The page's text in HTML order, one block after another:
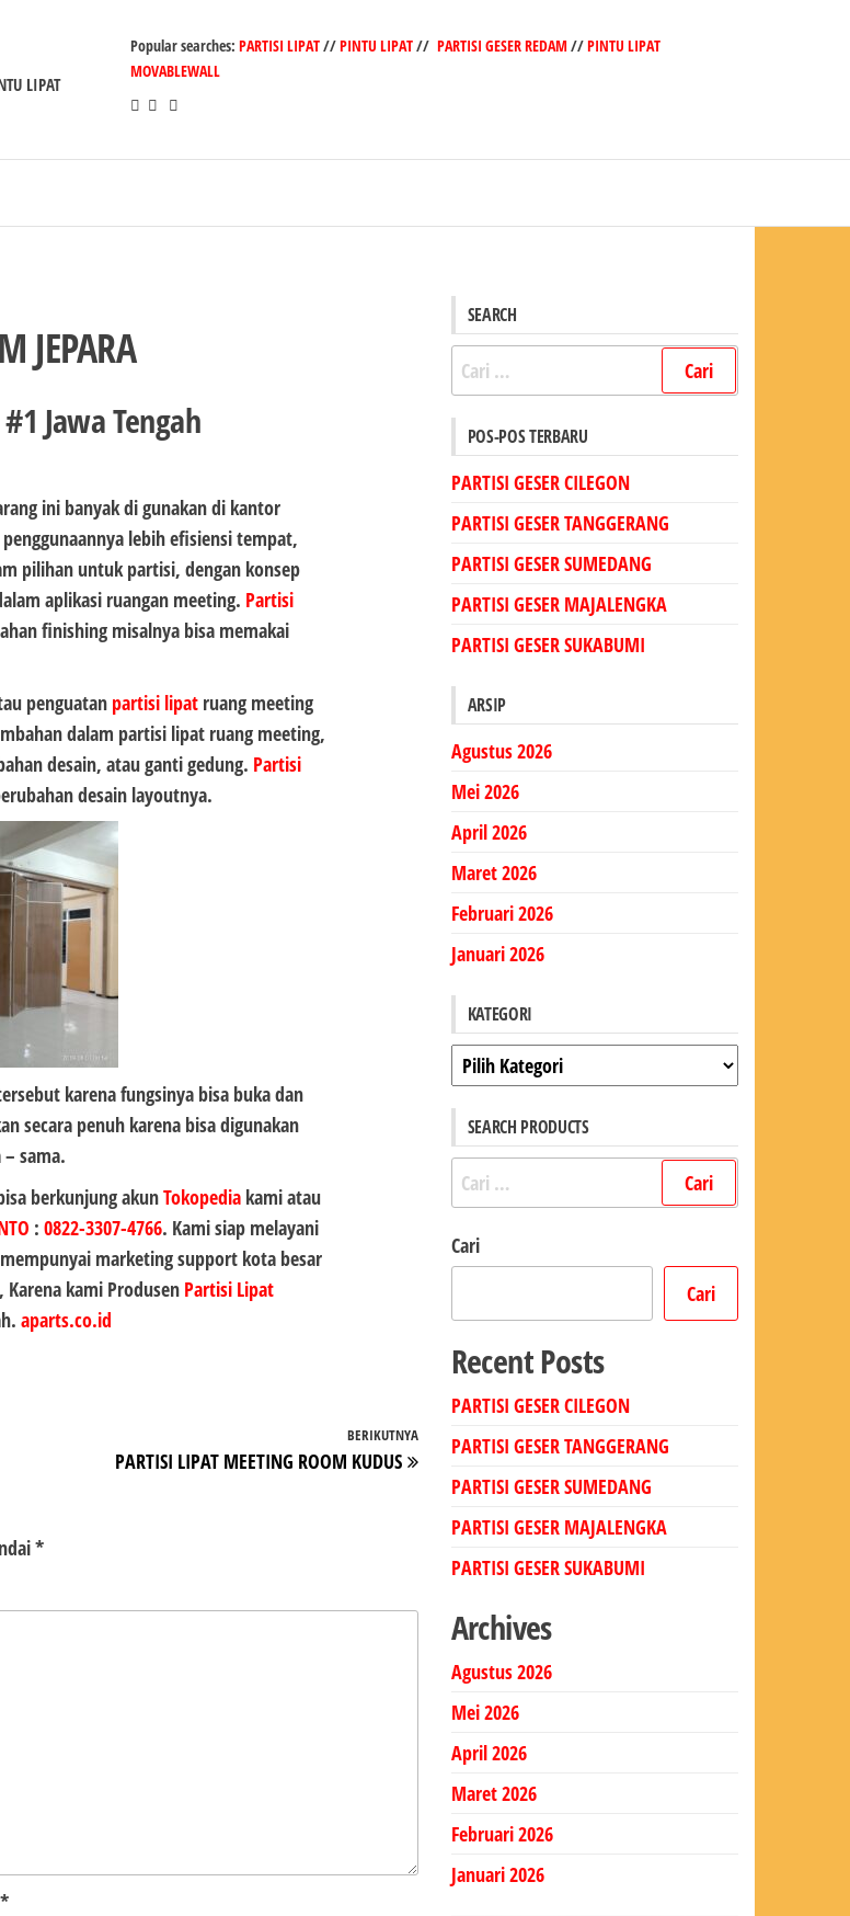
LIPAT
Popular searches: PARTISI LIPAT//PINTU LIPAT// PARTISI GESER REDAM//PINTU LIPAT
MOVABLEWALL
JEPARA
Jawa Tengah
ini banyak di gunakan di kantor
lebih efisiensi tempat,
pilihan untuk partisi, dengan konsep
aplikasi ruangan meeting. Partisi
finishing misalnya bisa memakai
penguatan partisi lipat ruang meeting
dalam partisi lipat ruang meeting,
desain, atau ganti gedung. Partisi
desain layoutnya.
karena fungsinya bisa buka dan
secara penuh karena bisa digunakan
sama.
berkunjung akunTokopediakami atau
: 0822-3307-4766. Kami siap melayani
marketing support kota besar
kami Produsen Partisi Lipat
aparts.co.id
Pos
Berikutnya
BERIKUTNYA
PARTISI LIPAT MEETING ROOM KUDUS
*
*
SEARCH
Cari
untuk:
POS-POS TERBARU
PARTISI GESER CILEGON
PARTISI GESER TANGGERANG
PARTISI GESER SUMEDANG
PARTISI GESER MAJALENGKA
PARTISI GESER SUKABUMI
ARSIP
Agustus 2026
Mei 2026
April 2026
Maret 2026
Februari 2026
Januari 2026
KATEGORI
Kategori
SEARCH PRODUCTS
Cari
untuk:
Cari
Cari
Recent Posts
PARTISI GESER CILEGON
PARTISI GESER TANGGERANG
PARTISI GESER SUMEDANG
PARTISI GESER MAJALENGKA
PARTISI GESER SUKABUMI
Archives
Agustus 2026
Mei 2026
April 2026
Maret 2026
Februari 2026
Januari 2026